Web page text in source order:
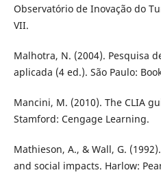
Observatório de Inovação do
VII.
Malhotra, N. (2004). Pesquisa
aplicada (4 ed.). São Paulo:
Mancini, M. (2010). The CLIA
Stamford: Cengage Learning.
Mathieson, A., & Wall, G.
and social impacts. Harlow: